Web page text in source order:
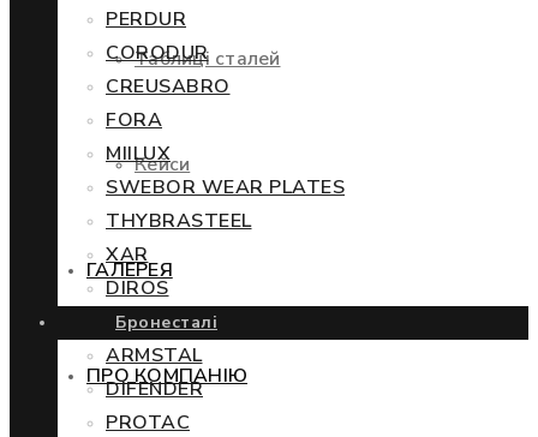
Таблиці сталей
Кейси
ГАЛЕРЕЯ
ПРО КОМПАНІЮ
PERDUR
CORODUR
CREUSABRO
FORA
MIILUX
SWEBOR WEAR PLATES
THYBRASTEEL
XAR
DIROS
Бронесталі
ARMSTAL
DIFENDER
PROTAC